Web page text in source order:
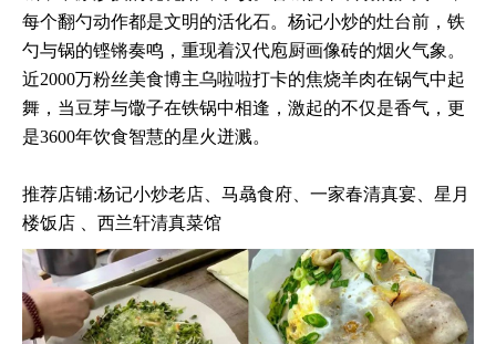
每个翻勺动作都是文明的活化石。杨记小炒的灶台前，铁
勺与锅的铿锵奏鸣，重现着汉代庖厨画像砖的烟火气象。
近2000万粉丝美食博主乌啦啦打卡的焦烧羊肉在锅气中起
舞，当豆芽与馓子在铁锅中相逢，激起的不仅是香气，更
是3600年饮食智慧的星火迸溅。
推荐店铺:杨记小炒老店、马骉食府、一家春清真宴、星月
楼饭店 、西兰轩清真菜馆